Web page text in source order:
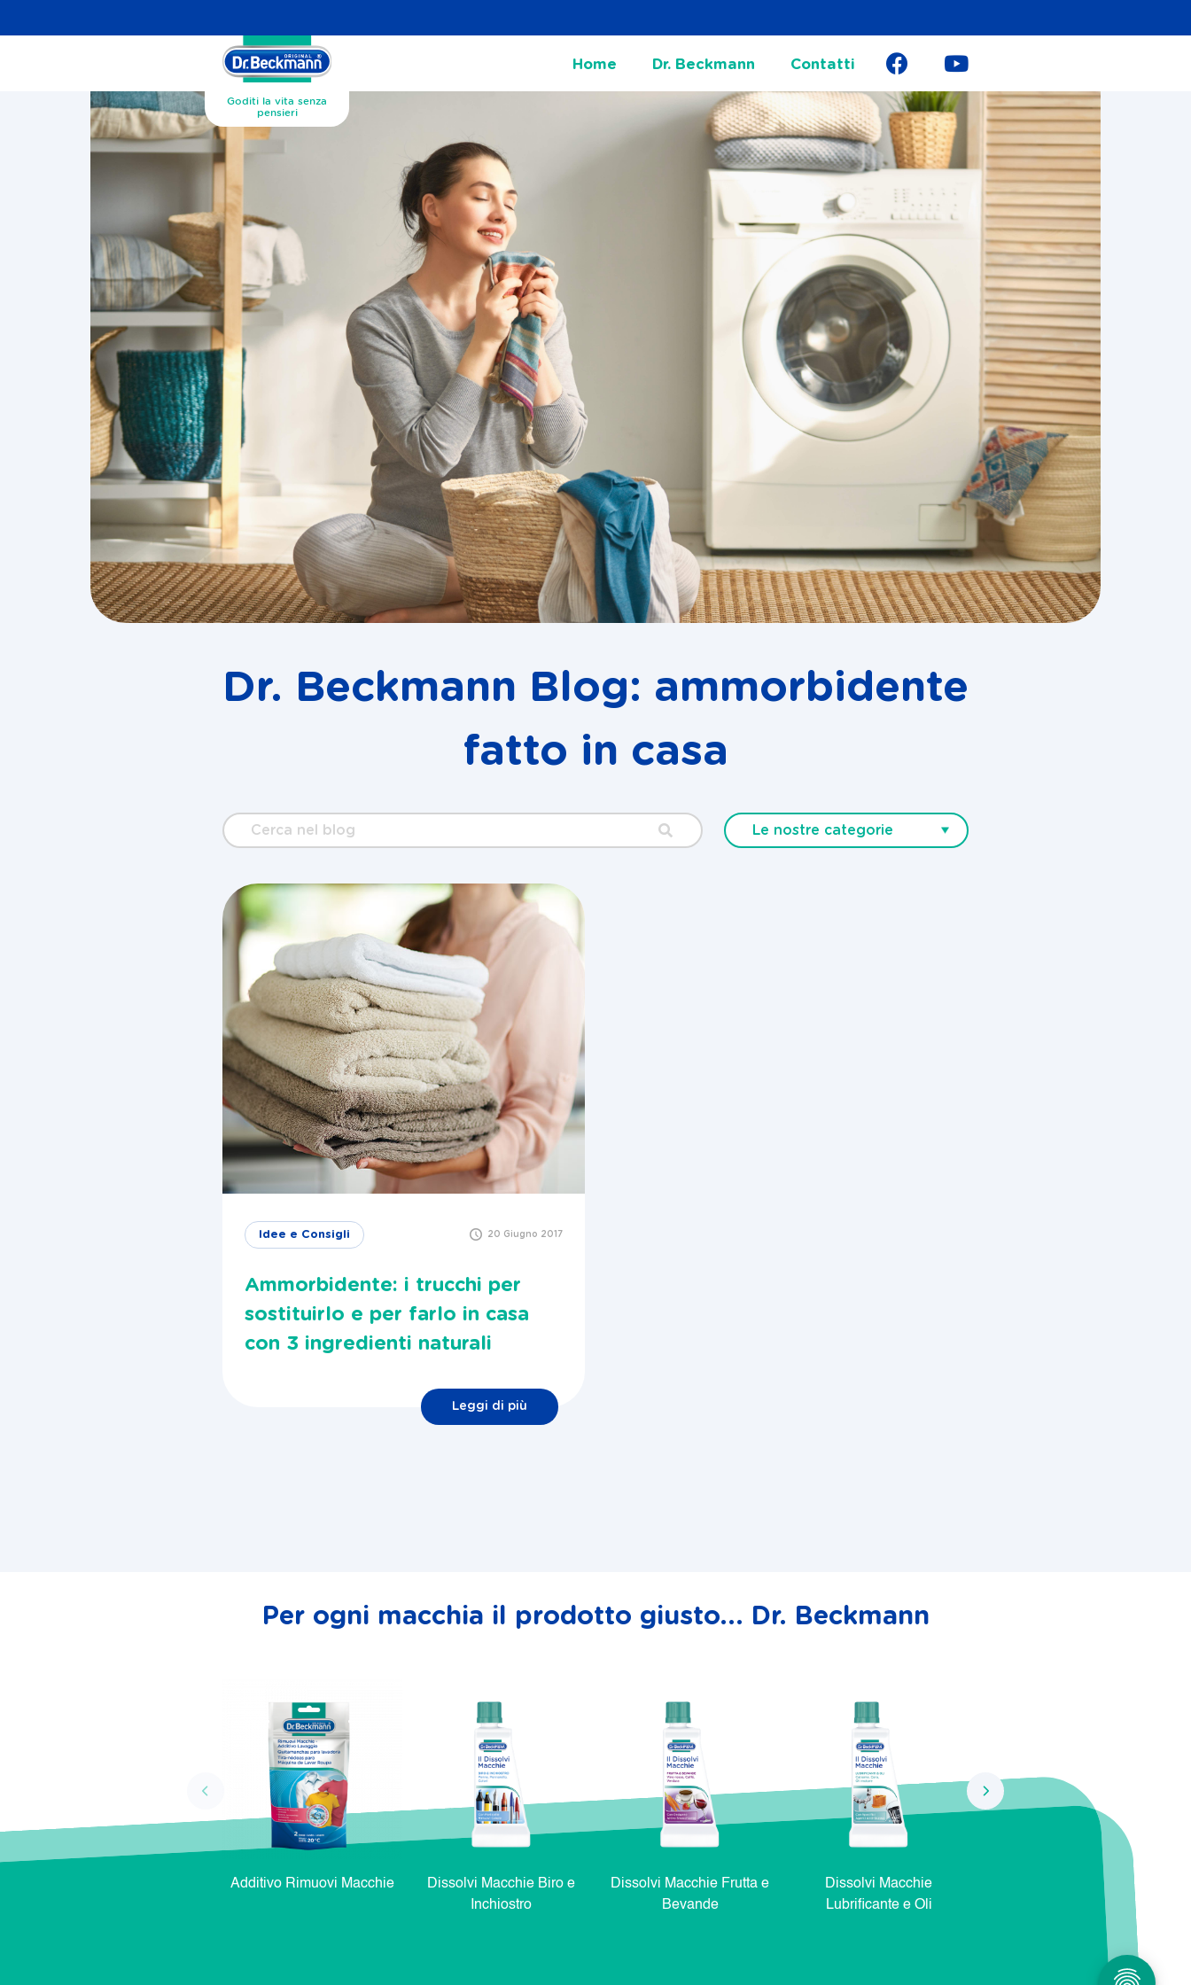
Goditi la vita senza
pensieri
Home Dr. Beckmann Contatti
Dr. Beckmann Blog: ammorbidente
fatto in casa
Cerca
nel
Le nostre categorie
Idee e Consigli 20 Giugno 2017
Ammorbidente: i trucchi per
sostituirlo e per farlo in casa
con 3 ingredienti naturali
Leggi di più
Per ogni macchia il prodotto giusto... Dr. Beckmann
Additivo Rimuovi Macchie
Dissolvi Macchie Biro e
Inchiostro
Dissolvi Macchie Frutta e
Bevande
Dissolvi Macchie
Lubrificante e Oli
Dissolvi Macchie Natura e